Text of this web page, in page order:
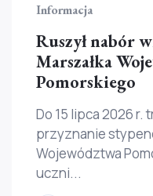
Informacja
Ruszył nabór
Marszałka
Pomorskiego
Do 15 lipca 2026 r.
przyznanie
Województwa
uczni...